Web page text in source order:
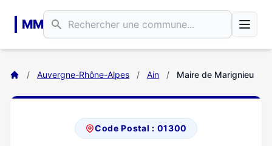
MM
/ Auvergne-Rhône-Alpes / Ain / Maire de Marignieu
Code Postal : 01300